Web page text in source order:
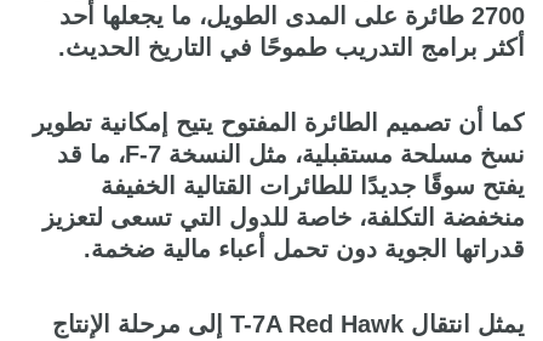
2700 طائرة على المدى الطويل، ما يجعلها أحد
أكثر برامج التدريب طموحًا في التاريخ الحديث.
كما أن تصميم الطائرة المفتوح يتيح إمكانية تطوير
نسخ مسلحة مستقبلية، مثل النسخة F-7، ما قد
يفتح سوقًا جديدًا للطائرات القتالية الخفيفة
منخفضة التكلفة، خاصة للدول التي تسعى لتعزيز
قدراتها الجوية دون تحمل أعباء مالية ضخمة.
يمثل انتقال T-7A Red Hawk إلى مرحلة الإنتاج